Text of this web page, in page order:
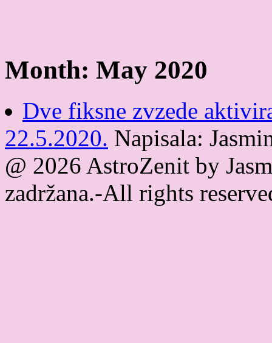
Month: May 2020
Dve fiksne zvzede
22.5.2020. Napisala:
@ 2026 AstroZenit by
zadržana.-All rights